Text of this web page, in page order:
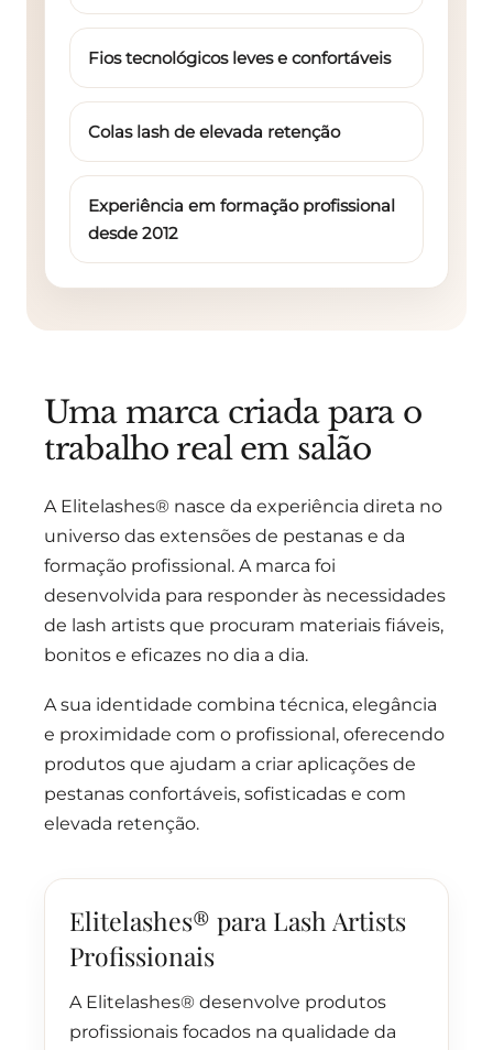
Fios tecnológicos leves e confortáveis
Colas lash de elevada retenção
Experiência em formação profissional
desde 2012
Uma marca criada para o
trabalho real em salão
A Elitelashes® nasce da experiência direta no
universo das extensões de pestanas e da
formação profissional. A marca foi
desenvolvida para responder às necessidades
de lash artists que procuram materiais fiáveis,
bonitos e eficazes no dia a dia.
A sua identidade combina técnica, elegância
e proximidade com o profissional, oferecendo
produtos que ajudam a criar aplicações de
pestanas confortáveis, sofisticadas e com
elevada retenção.
Elitelashes® para Lash Artists
Profissionais
A Elitelashes® desenvolve produtos
profissionais focados na qualidade da